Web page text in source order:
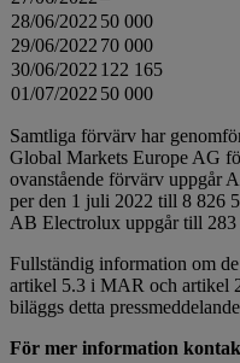
28/06/2022 50 000
29/06/2022 70 000
30/06/2022 122 165
01/07/2022 50 000
Samtliga förvärv har
Global Markets Europe AG
ovanstående förvärv uppgår
per den 1 juli 2022 till 8 826
AB Electrolux uppgår till 283
Fullständig information om
artikel 5.3 i MAR och artikel
biläggs detta
För mer information